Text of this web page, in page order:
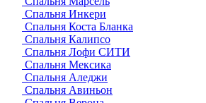
Спальня Инкери
Спальня Коста Бланка
Спальня Калипсо
Спальня Лофи СИТИ
Спальня Мексика
Спальня Аледжи
Спальня Авиньон